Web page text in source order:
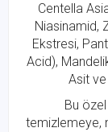
Centella
Niasinamid,
Ekstresi,
Acid),
Asit
Bu
temizlemeye,